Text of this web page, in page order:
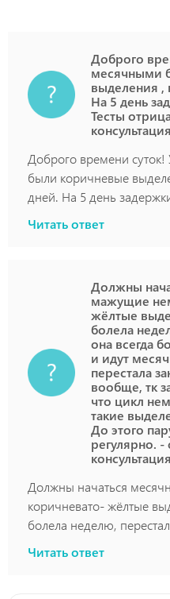
Доброго
месячными
выделения ,
На 5 день
Тесты
Доброго времени
были коричневые
дней. На 5 день
Читать ответ
Должны
мажущие
жёлтые
болела
она всегда
и идут
перестала
вообще, тк
что цикл
такие
До этого
регулярно. -
Должны начаться
коричневато- жёлтые
болела неделю,
Читать ответ